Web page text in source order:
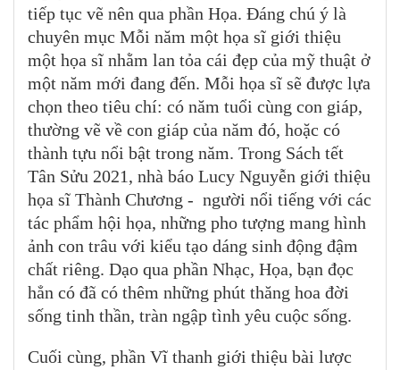
tiếp tục vẽ nên qua phần Họa. Đáng chú ý là
chuyên mục Mỗi năm một họa sĩ giới thiệu
một họa sĩ nhằm lan tỏa cái đẹp của mỹ thuật ở
một năm mới đang đến. Mỗi họa sĩ sẽ được lựa
chọn theo tiêu chí: có năm tuổi cùng con giáp,
thường vẽ về con giáp của năm đó, hoặc có
thành tựu nổi bật trong năm. Trong Sách tết
Tân Sửu 2021, nhà báo Lucy Nguyễn giới thiệu
họa sĩ Thành Chương - người nổi tiếng với các
tác phẩm hội họa, những pho tượng mang hình
ảnh con trâu với kiểu tạo dáng sinh động đậm
chất riêng. Dạo qua phần Nhạc, Họa, bạn đọc
hẳn có đã có thêm những phút thăng hoa đời
sống tinh thần, tràn ngập tình yêu cuộc sống.
Cuối cùng, phần Vĩ thanh giới thiệu bài lược